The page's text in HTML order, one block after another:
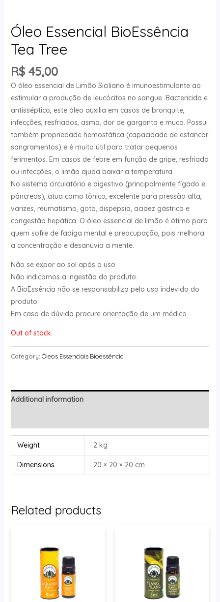
Óleo Essencial BioEssência
Tea Tree
R$45,00
O óleo essencial de Limão Siciliano é imunoestimulante ao
estimular a produção de leucócitos no sangue. Bactericida e
antisséptico, este óleo auxilia em casos de bronquite,
infecções, resfriados, asma, dor de garganta e muco. Possui
também propriedade hemostática (capacidade de estancar
sangramentos) e é muito útil para tratar pequenos
ferimentos. Em casos de febre em função de gripe, resfriado
ou infecções, o limão ajuda baixar a temperatura.
No sistema circulatório e digestivo (principalmente fígado e
pâncreas), atua como tônico, excelente para pressão alta,
varizes, reumatismo, gota, dispepsia, acidez gástrica e
congestão hepática. O óleo essencial de limão é ótimo para
quem sofre de fadiga mental e preocupação, pois melhora
a concentração e desanuvia a mente.
Não se expor ao sol após o uso.
Não indicamos a ingestão do produto.
A BioEssência não se responsabiliza pelo uso indevido do
produto.
Em caso de dúvida procure orientação de um médico.
Out of stock
Category: Óleos Essenciais Bioessência
Additional information
Weight 2 kg
Dimensions 20 × 20 × 20 cm
Related products